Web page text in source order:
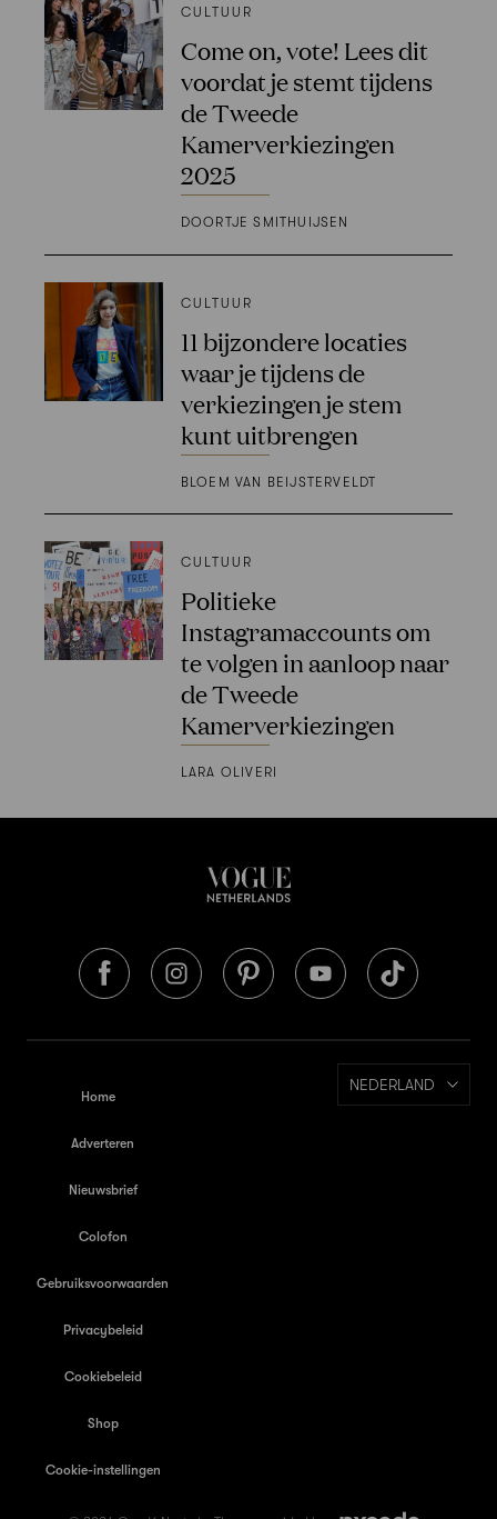
CULTUUR
Come on, vote! Lees dit
voordat je stemt tijdens
de Tweede
Kamerverkiezingen
2025
DOORTJE SMITHUIJSEN
CULTUUR
11 bijzondere locaties
waar je tijdens de
verkiezingen je stem
kunt uitbrengen
BLOEM VAN BEIJSTERVELDT
CULTUUR
Politieke
Instagramaccounts om
te volgen in aanloop naar
de Tweede
Kamerverkiezingen
LARA OLIVERI
Home
Adverteren
Nieuwsbrief
Colofon
Gebruiksvoorwaarden
Privacybeleid
Cookiebeleid
Shop
Cookie-instellingen
NEDERLAND